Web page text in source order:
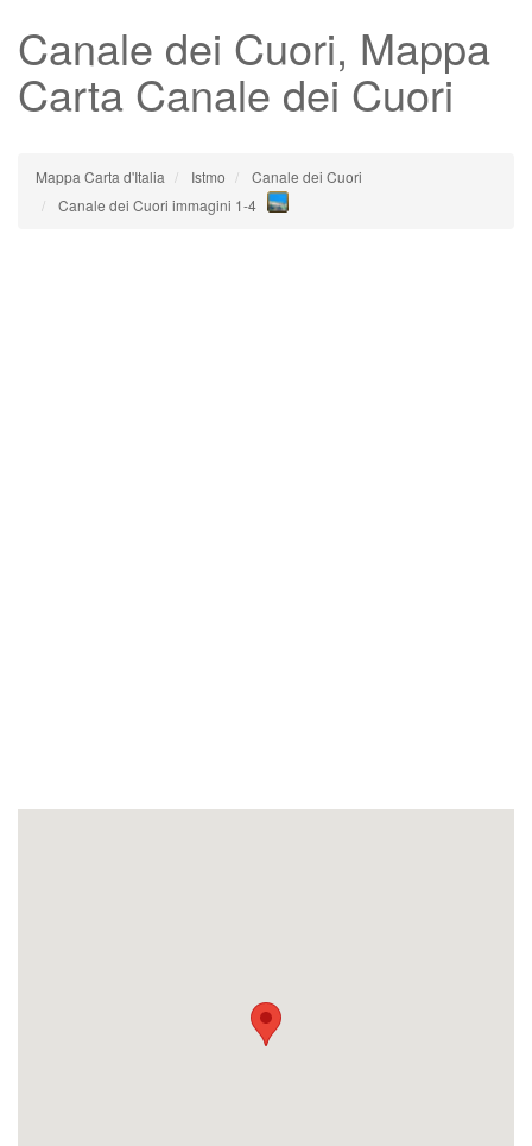
Canale dei Cuori, Mappa
Carta Canale dei Cuori
Mappa Carta d'Italia Istmo
Canale dei Cuori
Canale dei Cuori immagini 1-4